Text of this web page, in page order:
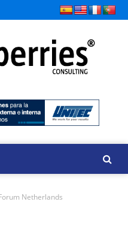
Netherlands